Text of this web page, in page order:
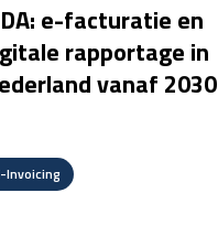
e-facturatie en
rapportage in
vanaf 2030
Invoicing